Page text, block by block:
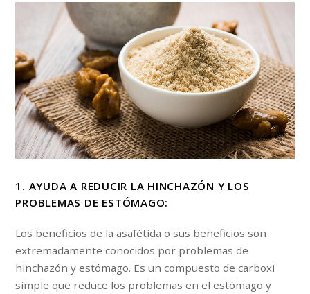
1. AYUDA A REDUCIR LA HINCHAZÓN Y LOS
PROBLEMAS DE ESTÓMAGO:
Los beneficios de la asafétida o sus beneficios son
extremadamente conocidos por problemas de
hinchazón y estómago. Es un compuesto de carboxi
simple que reduce los problemas en el estómago y